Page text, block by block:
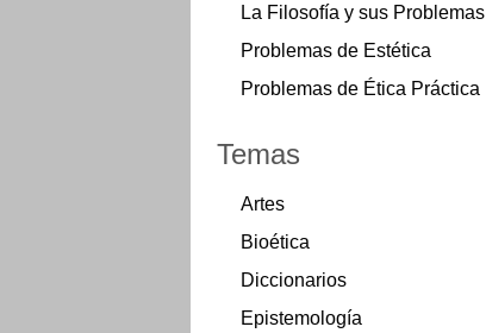
La Filosofía y sus Problemas
Problemas de Estética
Problemas de Ética Práctica
Temas
Artes
Bioética
Diccionarios
Epistemología